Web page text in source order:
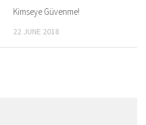
Kimseye Güvenme!
22 JUNE 2018